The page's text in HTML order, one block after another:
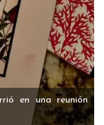
en una reunión